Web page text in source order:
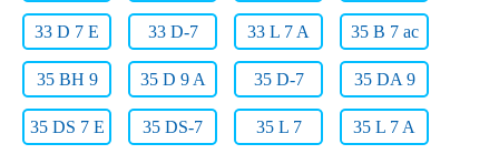
33 D 7 E 33 D-7 33 L 7 A 35 B 7 ac
35 BH 9 35 D 9 A 35 D-7 35 DA 9
35 DS 7 E 35 DS-7 35 L 7 35 L 7 A